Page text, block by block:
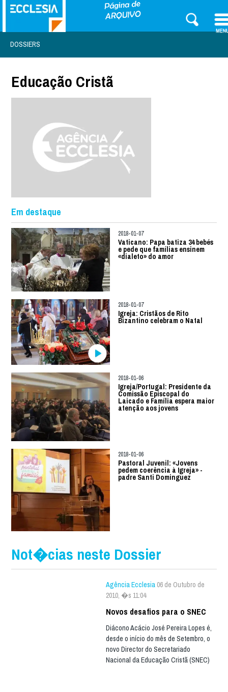
DOSSIERS
Educação Cristã
Em destaque
2018-01-07
Vaticano: Papa batiza 34 bebés
e pede que famílias ensinem
«dialeto» do amor
2018-01-07
Igreja: Cristãos de Rito
Bizantino celebram o Natal
2018-01-06
Igreja/Portugal: Presidente da
Comissão Episcopal do
Laicado e Família espera maior
atenção aos jovens
2018-01-06
Pastoral Juvenil: «Jovens
pedem coerência à Igreja» -
padre Santi Dominguez
Not�cias neste Dossier
Agência Ecclesia 06 de Outubro de
2010, �s 11:04
Novos desafios para o SNEC
Diácono Acácio José Pereira Lopes é,
desde o início do mês de Setembro, o
novo Director do Secretariado
Nacional da Educação Cristã (SNEC)